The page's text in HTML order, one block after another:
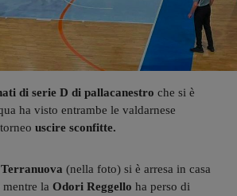
di serie D di pallacanestro che si è
ha visto entrambe le valdarnese
uscire sconfitte.
(nella foto) si è arresa in casa
la Odori Reggello ha perso di